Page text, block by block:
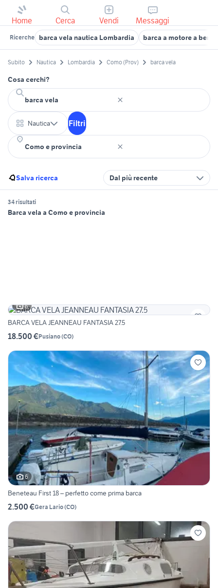
Home Cerca Vendi Messaggi
Ricerche barca vela nautica Lombardia barca a motore a
Subito Nautica Lombardia Como (Prov) barca vela
Cosa cerchi?
Nautica Filtri
Salva ricerca Dal più recente
34 risultati
Barca vela a Como e provincia
6
BARCA VELA JEANNEAU FANTASIA 27.5
18.500 €Pusiano(CO)
6
Beneteau First 18 – perfetto come prima barca
2.500 €Gera Lario(CO)